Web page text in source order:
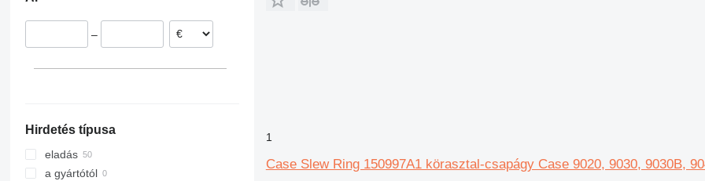
CX330
CX460
318
325
326
329
–
Hirdetés típusa
eladás
a gyártótól
1
Case Slew Ring 150997A1 körasztal-csapágy Case 9020, 9030, 9030B,